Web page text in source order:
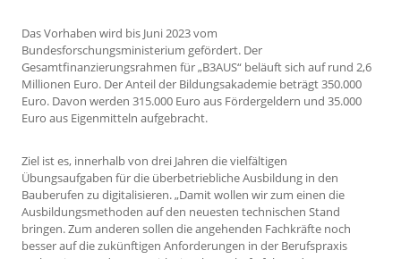
Das Vorhaben wird bis Juni 2023 vom
Bundesforschungsministerium gefördert. Der
Gesamtfinanzierungsrahmen für „B3AUS“ beläuft sich auf rund 2,6
Millionen Euro. Der Anteil der Bildungsakademie beträgt 350.000
Euro. Davon werden 315.000 Euro aus Fördergeldern und 35.000
Euro aus Eigenmitteln aufgebracht.
Ziel ist es, innerhalb von drei Jahren die vielfältigen
Übungsaufgaben für die überbetriebliche Ausbildung in den
Bauberufen zu digitalisieren. „Damit wollen wir zum einen die
Ausbildungsmethoden auf den neuesten technischen Stand
bringen. Zum anderen sollen die angehenden Fachkräfte noch
besser auf die zukünftigen Anforderungen in der Berufspraxis